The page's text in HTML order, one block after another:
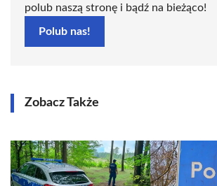
polub naszą stronę i bądź na bieżąco!
Polub nas!
Zobacz Także